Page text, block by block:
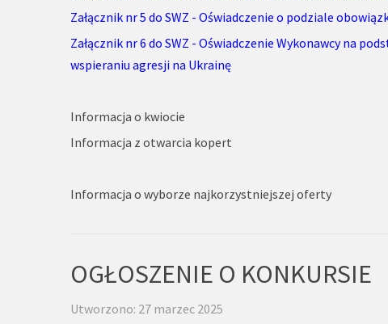
Załącznik nr 5 do SWZ - Oświadczenie o podziale
Załącznik nr 6 do SWZ - Oświadczenie Wykonawcy na
wspieraniu agresji na Ukrainę
Informacja o kwiocie
Informacja z otwarcia kopert
Informacja o wyborze najkorzystniejszej oferty
OGŁOSZENIE O KONKURSIE
Utworzono: 27 marzec 2025